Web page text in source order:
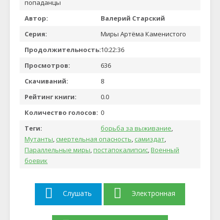
попаданцы
Автор:
Валерий Старский
Серия:
Миры Артёма Каменистого
Продолжительность:10:22:36
Просмотров:
636
Скачиваний:
8
Рейтинг книги:
0.0
Количество голосов: 0
Теги:
борьба за выживание,
Мутанты, смертельная опасность, самиздат,
Параллельные миры,постапокалипсис,Военный
боевик
Слушать Электронная